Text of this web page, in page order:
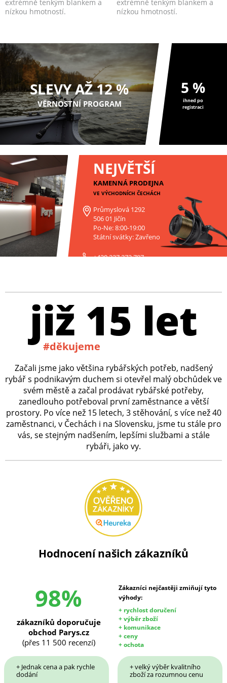
extrémně tenkým blankem a
nízkou hmotností.
extrémně tenkým blankem a
nízkou hmotností.
SLEVY AŽ 12 %
VĚRNOSTNÍ PROGRAM
5 %
ihned po
registraci
NEJVĚTŠÍ
KAMENNÁ PRODEJNA
VE VÝCHODNÍCH ČECHÁCH
Průmyslová 1292
506 01 Jičín
Po-Ne: 8:00-19:00
Státní svátky: Zavřeno
+420 227 272 797
již 15 let
#děkujeme
Začali jsme jako většina rybářských potřeb, nadšený
rybář s podnikavým duchem si otevřel malý obchůdek ve
svém městě a začal prodávat rybářské potřeby,
zanedlouho potřeboval první zaměstnance a větší
prostory. Po více než 15 letech, 3 stěhování, s více než 40
zaměstnanci, v Čechách i na Slovensku, jsme tu stále pro
vás, se stejným nadšením, lepšími službami a stále
rybáři, jako vy.
Hodnocení našich zákazníků
98%
Zákazníci nejčastěji zmiňují tyto
výhody:
+ rychlost doručení
+ výběr zboží
+ komunikace
+ ceny
+ ochota
zákazníků doporučuje
obchod Parys.cz
(přes 11 500 recenzí)
+ Jednak cena a pak rychle
dodání
+ velký výběr kvalitního
zboží za rozumnou cenu